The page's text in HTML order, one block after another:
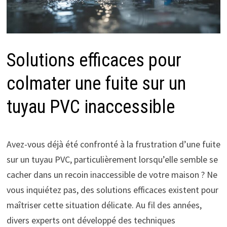
Solutions efficaces pour
colmater une fuite sur un
tuyau PVC inaccessible
Avez-vous déjà été confronté à la frustration d’une fuite
sur un tuyau PVC, particulièrement lorsqu’elle semble se
cacher dans un recoin inaccessible de votre maison ? Ne
vous inquiétez pas, des solutions efficaces existent pour
maîtriser cette situation délicate. Au fil des années,
divers experts ont développé des techniques